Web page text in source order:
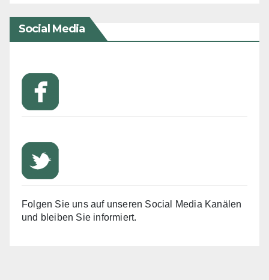
Social Media
Folgen Sie uns auf unseren Social Media Kanälen
und bleiben Sie informiert.